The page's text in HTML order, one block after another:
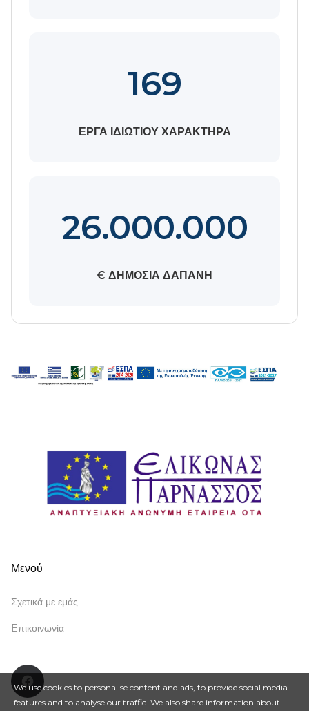
169
ΕΡΓΑ ΙΔΙΩΤΙΟΥ ΧΑΡΑΚΤΗΡΑ
26.000.000
€ ΔΗΜΟΣΙΑ ΔΑΠΑΝΗ
Μενού
Σχετικά με εμάς
Eπικοινωνία
Facebook
We use cookies to personalise content and ads, to provide social media
features and to analyse our traffic. We also share information about